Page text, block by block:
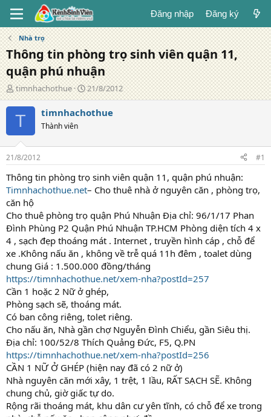
Đăng nhập Đăng ký
Nhà trọ
Thông tin phòng trọ sinh viên quận 11,
quận phú nhuận
T
á
c
g
ả
timnhachothue
N
g
à
g
21/8/2012
T timnhachothue
Thành viên
21/8/2012 #1
Thông tin phòng trọ sinh viên quận 11, quận phú nhuận:
Timnhachothue.net– Cho thuê nhà ở nguyên căn , phòng trọ,
căn hộ
Cho thuê phòng trọ quận Phú Nhuận Địa chỉ: 96/1/17 Phan
Đình Phùng P2 Quận Phú Nhuận TP.HCM Phòng diện tích 4 x
4 , sạch đẹp thoáng mát . Internet , truyền hình cáp , chỗ để
xe .Không nấu ăn , không về trễ quá 11h đêm , toalet dùng
chung Giá : 1.500.000 đồng/tháng
https://timnhachothue.net/xem-nha?postId=257
Cần 1 hoặc 2 Nữ ở ghép,
Phòng sạch sẽ, thoáng mát.
Có ban công riêng, tolet riêng.
Cho nấu ăn, Nhà gần chợ Nguyễn Đình Chiểu, gần Siêu thị.
Địa chỉ: 100/52/8 Thích Quảng Đức, F5, Q.PN
https://timnhachothue.net/xem-nha?postId=256
CẦN 1 NỮ Ở GHÉP (hiện nay đã có 2 nữ ở)
Nhà nguyên căn mới xây, 1 trệt, 1 lầu, RẤT SẠCH SẼ. Không
chung chủ, giờ giấc tự do.
Rộng rãi thoáng mát, khu dân cư yên tĩnh, có chỗ để xe trong